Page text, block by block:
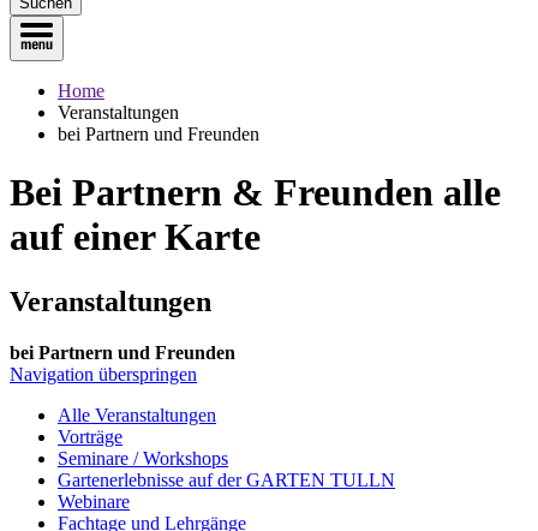
Home
Veranstaltungen
bei Partnern und Freunden
Bei Partnern & Freunden alle
auf einer Karte
Veranstaltungen
bei Partnern und Freunden
Navigation überspringen
Alle Veranstaltungen
Vorträge
Seminare / Workshops
Gartenerlebnisse auf der GARTEN TULLN
Webinare
Fachtage und Lehrgänge